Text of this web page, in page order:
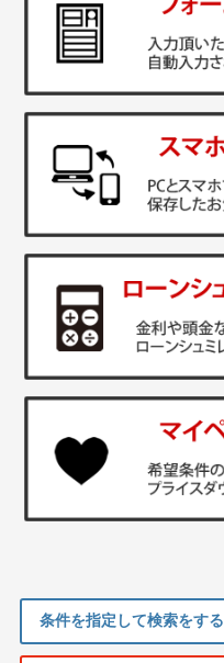
条件を指定して検索をする